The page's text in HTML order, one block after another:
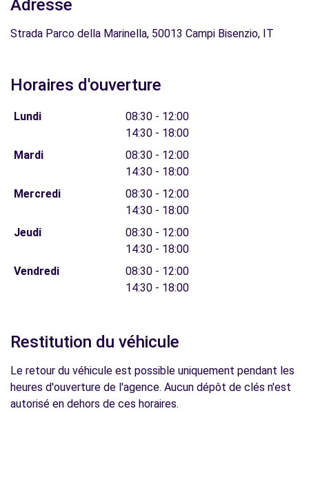
Adresse
Strada Parco della Marinella, 50013 Campi Bisenzio, IT
Horaires d'ouverture
Lundi
08:30 - 12:00
14:30 - 18:00
Mardi
08:30 - 12:00
14:30 - 18:00
Mercredi
08:30 - 12:00
14:30 - 18:00
Jeudi
08:30 - 12:00
14:30 - 18:00
Vendredi
08:30 - 12:00
14:30 - 18:00
Restitution du véhicule
Le retour du véhicule est possible uniquement pendant les
heures d'ouverture de l'agence. Aucun dépôt de clés n'est
autorisé en dehors de ces horaires.